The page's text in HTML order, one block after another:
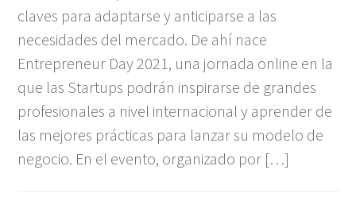
claves para adaptarse y anticiparse a las
necesidades del mercado. De ahí nace
Entrepreneur Day 2021, una jornada online en la
que las Startups podrán inspirarse de grandes
profesionales a nivel internacional y aprender de
las mejores prácticas para lanzar su modelo de
negocio. En el evento, organizado por […]